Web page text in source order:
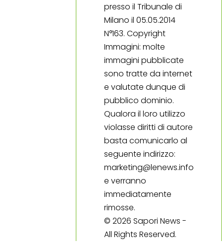
presso il Tribunale di
Milano il 05.05.2014
N°163. Copyright
Immagini: molte
immagini pubblicate
sono tratte da internet
e valutate dunque di
pubblico dominio.
Qualora il loro utilizzo
violasse diritti di autore
basta comunicarlo al
seguente indirizzo:
marketing@lenews.info
e verranno
immediatamente
rimosse.
© 2026 Sapori News -
All Rights Reserved.